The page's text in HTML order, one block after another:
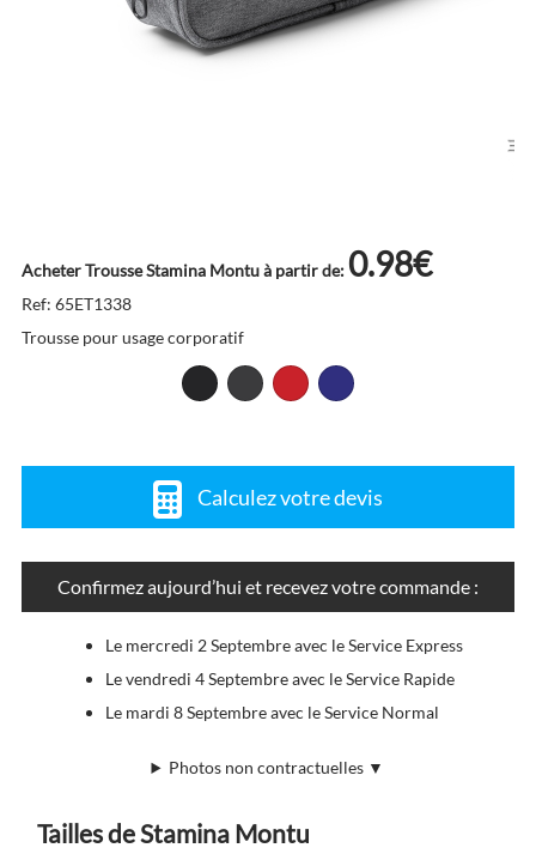
Acheter Trousse Stamina Montu à partir de:0.98€
Ref: 65ET1338
Trousse pour usage corporatif
Calculez votre devis
Confirmez aujourd’hui et recevez votre commande :
Le mercredi 2 Septembre avec le Service Express
Le vendredi 4 Septembre avec le Service Rapide
Le mardi 8 Septembre avec le Service Normal
Photos non contractuelles ▼
Tailles de Stamina Montu